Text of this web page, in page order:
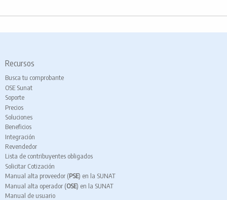
Recursos
Busca tu comprobante
OSE Sunat
Soporte
Precios
Soluciones
Beneficios
Integración
Revendedor
Lista de contribuyentes obligados
Solicitar Cotización
Manual alta proveedor (PSE) en la SUNAT
Manual alta operador (OSE) en la SUNAT
Manual de usuario